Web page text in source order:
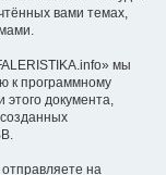
вами темах,
мы
к программному
документа,
на